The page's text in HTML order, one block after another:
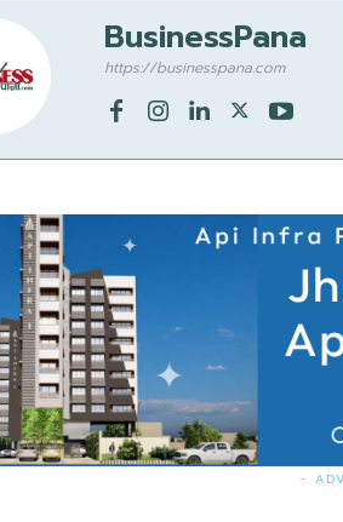
BusinessPana
https://businesspana.com
-